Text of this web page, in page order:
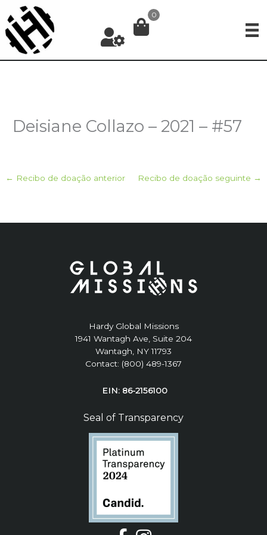
para
conteúdo
0
Deisiane Collazo – 2021 – #57
← Recibo de doação anterior Recibo de doação seguinte →
Hardy Global Missions
1941 Wantagh Ave, Suite 204
Wantagh, NY 11793
Contact: (800) 489-1367
EIN: 86-2156100
Seal of Transparency